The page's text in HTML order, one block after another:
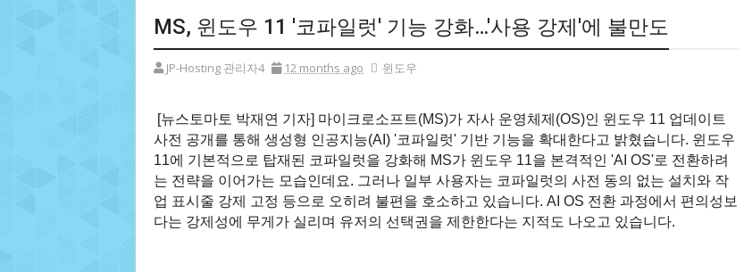
MS, 윈도우 11 '코파일럿' 기능 강화…'사용 강제'에 불만도
JP-Hosting 관리자4 12 months ago 윈도우
[뉴스토마토 박재연 기자] 마이크로소프트(MS)가 자사 운영체제(OS)인 윈도우 11 업데이트
사전 공개를 통해 생성형 인공지능(AI) '코파일럿' 기반 기능을 확대한다고 밝혔습니다. 윈도우
11에 기본적으로 탑재된 코파일럿을 강화해 MS가 윈도우 11을 본격적인 'AI OS'로 전환하려
는 전략을 이어가는 모습인데요. 그러나 일부 사용자는 코파일럿의 사전 동의 없는 설치와 작
업 표시줄 강제 고정 등으로 오히려 불편을 호소하고 있습니다. AI OS 전환 과정에서 편의성보
다는 강제성에 무게가 실리며 유저의 선택권을 제한한다는 지적도 나오고 있습니다.